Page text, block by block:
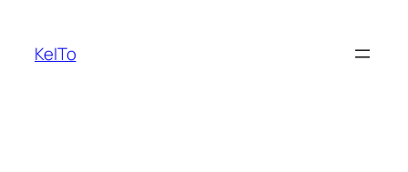
tartalomhoz
KeITo